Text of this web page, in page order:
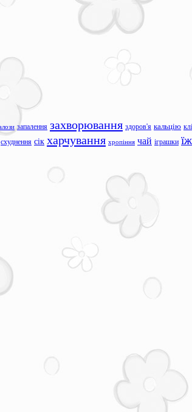
запалення захворювання здоров'я кальцію
схуднення сік харчування хропіння чай іграшки